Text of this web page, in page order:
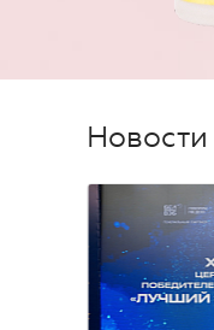
Новости